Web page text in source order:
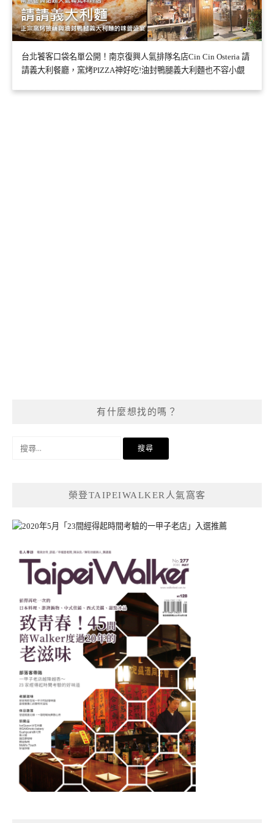
台北饕客口袋名單公開！南京復興人氣排隊名店Cin Cin Osteria 請
請義大利餐廳，窯烤PIZZA神好吃!油封鴨腿義大利麵也不容小覷
有什麼想找的嗎？
榮登TAIPEIWALKER人氣窩客